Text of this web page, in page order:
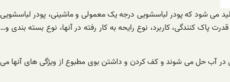
می شود که پودر لباسشویی درجه یک معمولی و ماشینی، پودر لباسشویی
پاک کنندگی، کاربرد، نوع رایحه به کار رفته در آنها، نوع بسته بندی و…
در آب حل می شوند و کف کردن و داشتن بوی مطبوع از ویژگی های آنها می